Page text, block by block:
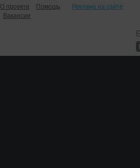
О проекте Помощь
Реклама на сайте
Вакансии